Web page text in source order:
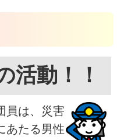
活動！！
員は、災害
あたる男性